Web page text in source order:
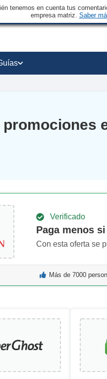
tenemos en cuenta tus
empresa matriz. Saber
promociones
Verificado
Paga menos
Con esta oferta se
Más de 7000